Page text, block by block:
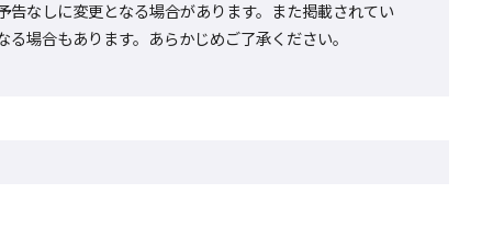
なしに変更となる場合があります。また掲載されてい
場合もあります。あらかじめご了承ください。